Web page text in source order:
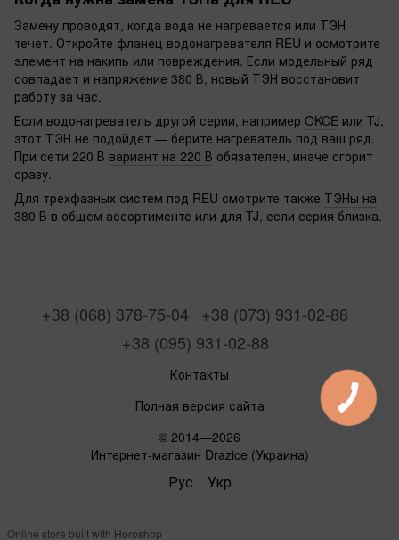
Замену проводят, когда вода не нагревается или ТЭН
течет. Откройте фланец водонагревателя REU и осмотрите
элемент на накипь или повреждения. Если модельный ряд
совпадает и напряжение 380 В, новый ТЭН восстановит
работу за час.
Если водонагреватель другой серии, например OKCE или TJ,
этот ТЭН не подойдет — берите нагреватель под ваш ряд.
При сети 220 В вариант на 220 В обязателен, иначе сгорит
сразу.
Для трехфазных систем под REU смотрите также ТЭНы на
380 В в общем ассортименте или для TJ, если серия близка.
+38 (068) 378-75-04
+38 (073) 931-02-88
+38 (095) 931-02-88
Контакты
Полная версия сайта
© 2014—2026
Интернет-магазин Drazice (Украина)
Рус Укр
Online store built with Horoshop